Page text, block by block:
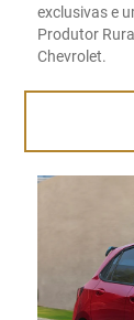
exclusivas e
Produtor
Chevrolet.